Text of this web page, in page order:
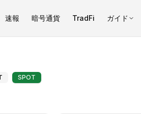
速報 暗号通貨 TradFi ガイド
にあります. 日次トレンドは下降
CVC）テクニカル
SPOT